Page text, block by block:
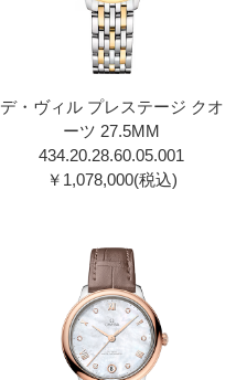
デ・ヴィル プレステージ クオ
ーツ 27.5MM
434.20.28.60.05.00 1
￥1,078,000(税込)